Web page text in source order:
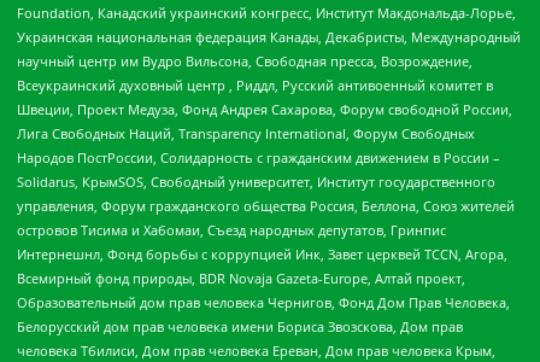
Foundation, Канадский украинский конгресс, Институт Макдональда-Лорье,
Украинская национальная федерация Канады, Декабристы, Международный
научный центр им Вудро Вильсона, Свободная пресса, Возрождение,
Всеукраинский духовный центр , Риддл, Русский антивоенный комитет в
Швеции, Проект Медуза, Фонд Андрея Сахарова, Форум свободной России,
Лига Свободных Наций, Transparеncy International, Форум Свободных
Народов ПостРоссии, Солидарность с гражданским движением в России –
Solidarus, КрымSOS, Свободный университет, Институт государственного
управления, Форум гражданского общества Россия, Беллона, Союз жителей
островов Тисима и Хабомаи, Съезд народных депутатов, Гринпис
Интернешнл, Фонд борьбы с коррупцией Инк, Завет церквей TCCN, Агора,
Всемирный фонд природы, BDR Novaja Gazeta-Europe, Алтай проект,
Образовательный дом прав человека Чернигов, Фонд Дом Прав Человека,
Белорусский дом прав человека имени Бориса Звозскова, Дом прав
человека Тбилиси, Дом прав человека Ереван, Дом прав человека Крым,